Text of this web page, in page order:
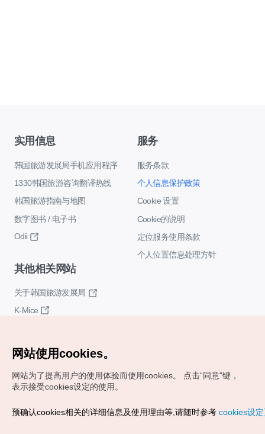
实用信息
韩国旅游发展局手机应用程序
1330韩国旅游咨询翻译热线
韩国旅游指南与地图
数字图书 / 电子书
Odii
服务
服务条款
个人信息保护政策
Cookie 设置
Cookie的说明
定位服务使用条款
个人位置信息处理方针
其他相关网站
关于韩国旅游发展局
K-Mice
Copyrights (c) 韩国旅游发展局版权所有
网站使用cookies。
网站为了提高用户的使用体验而使用cookies。
点击“同意"键，
表示接受cookies设定的使用。
预确认cookies相关的详细信息及使用理由等,请随时参考 cookies设